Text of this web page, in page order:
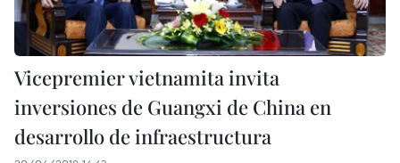
Vicepremier vietnamita invita
inversiones de Guangxi de China en
desarrollo de infraestructura